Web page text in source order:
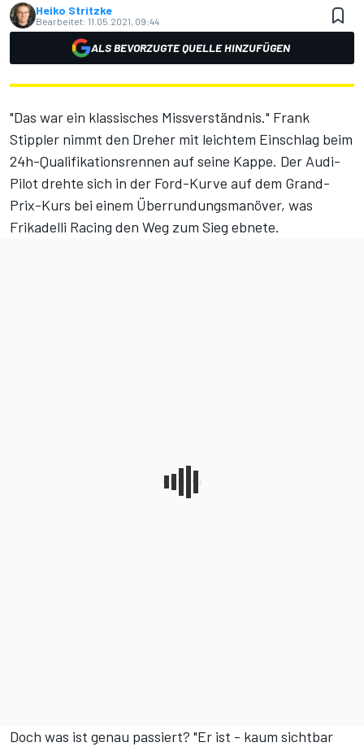
Heiko Stritzke
Bearbeitet: 11.05.2021, 09:44
ALS BEVORZUGTE QUELLE HINZUFÜGEN
"Das war ein klassisches Missverständnis." Frank
Stippler nimmt den Dreher mit leichtem Einschlag beim
24h-Qualifikationsrennen auf seine Kappe. Der Audi-
Pilot drehte sich in der Ford-Kurve auf dem Grand-
Prix-Kurs bei einem Überrundungsmanöver, was
Frikadelli Racing den Weg zum Sieg ebnete.
Doch was ist genau passiert? "Er ist - kaum sichtbar